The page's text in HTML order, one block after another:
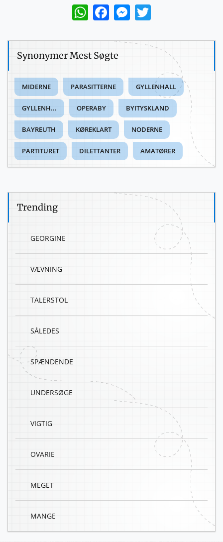
WhatsAppFacebookMessenger
Synonymer Mest Søgte
MIDERNE PARASITTERNE GYLLENHALL
GYLLENH... OPERABY BYITYSKLAND
BAYREUTH KØREKLART NODERNE
PARTITURET DILETTANTER AMATØRER
Trending
GEORGINE
VÆVNING
TALERSTOL
SÅLEDES
SPÆNDENDE
UNDERSØGE
VIGTIG
OVARIE
MEGET
MANGE